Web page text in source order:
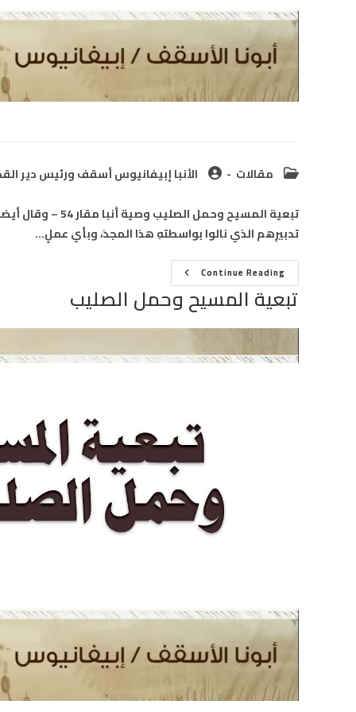
Post مقالات
Post الأنبا إبيفانيوس أسقف ورئيس دير
تبعية المسيح
تدبيرِهم الذي نالوا بواسطتهِ هذا المجدَ، وبأي عملٍ…
Continue Readingتبعية
المسيح
وحمل
الصليب
تبعية المسيح وحمل الصليب